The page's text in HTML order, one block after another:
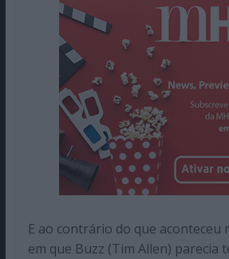
E ao contrário do que aconteceu
em que Buzz (Tim Allen) parecia